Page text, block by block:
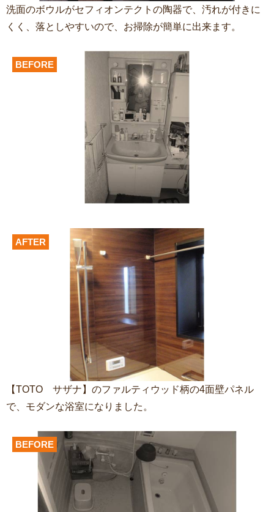
洗面のボウルがセフィオンテクトの陶器で、汚れが付きに
くく、落としやすいので、お掃除が簡単に出来ます。
BEFORE
AFTER
【TOTO サザナ】のファルティウッド柄の4面壁パネル
で、モダンな浴室になりました。
BEFORE